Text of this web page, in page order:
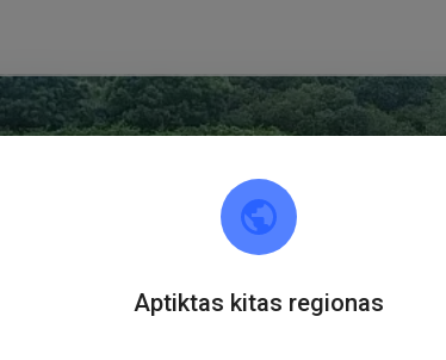
Aptiktas kitas regionas